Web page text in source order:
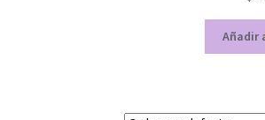
Añadir